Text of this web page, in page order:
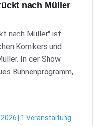
nach Müller
nach Müller" ist
Komikers und
In der Show
Bühnenprogramm,
| 1 Veranstaltung